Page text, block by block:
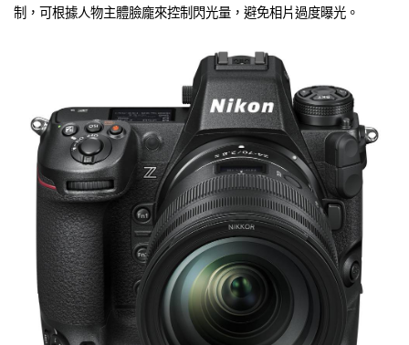
制，可根據人物主體臉龐來控制閃光量，避免相片過度曝光。